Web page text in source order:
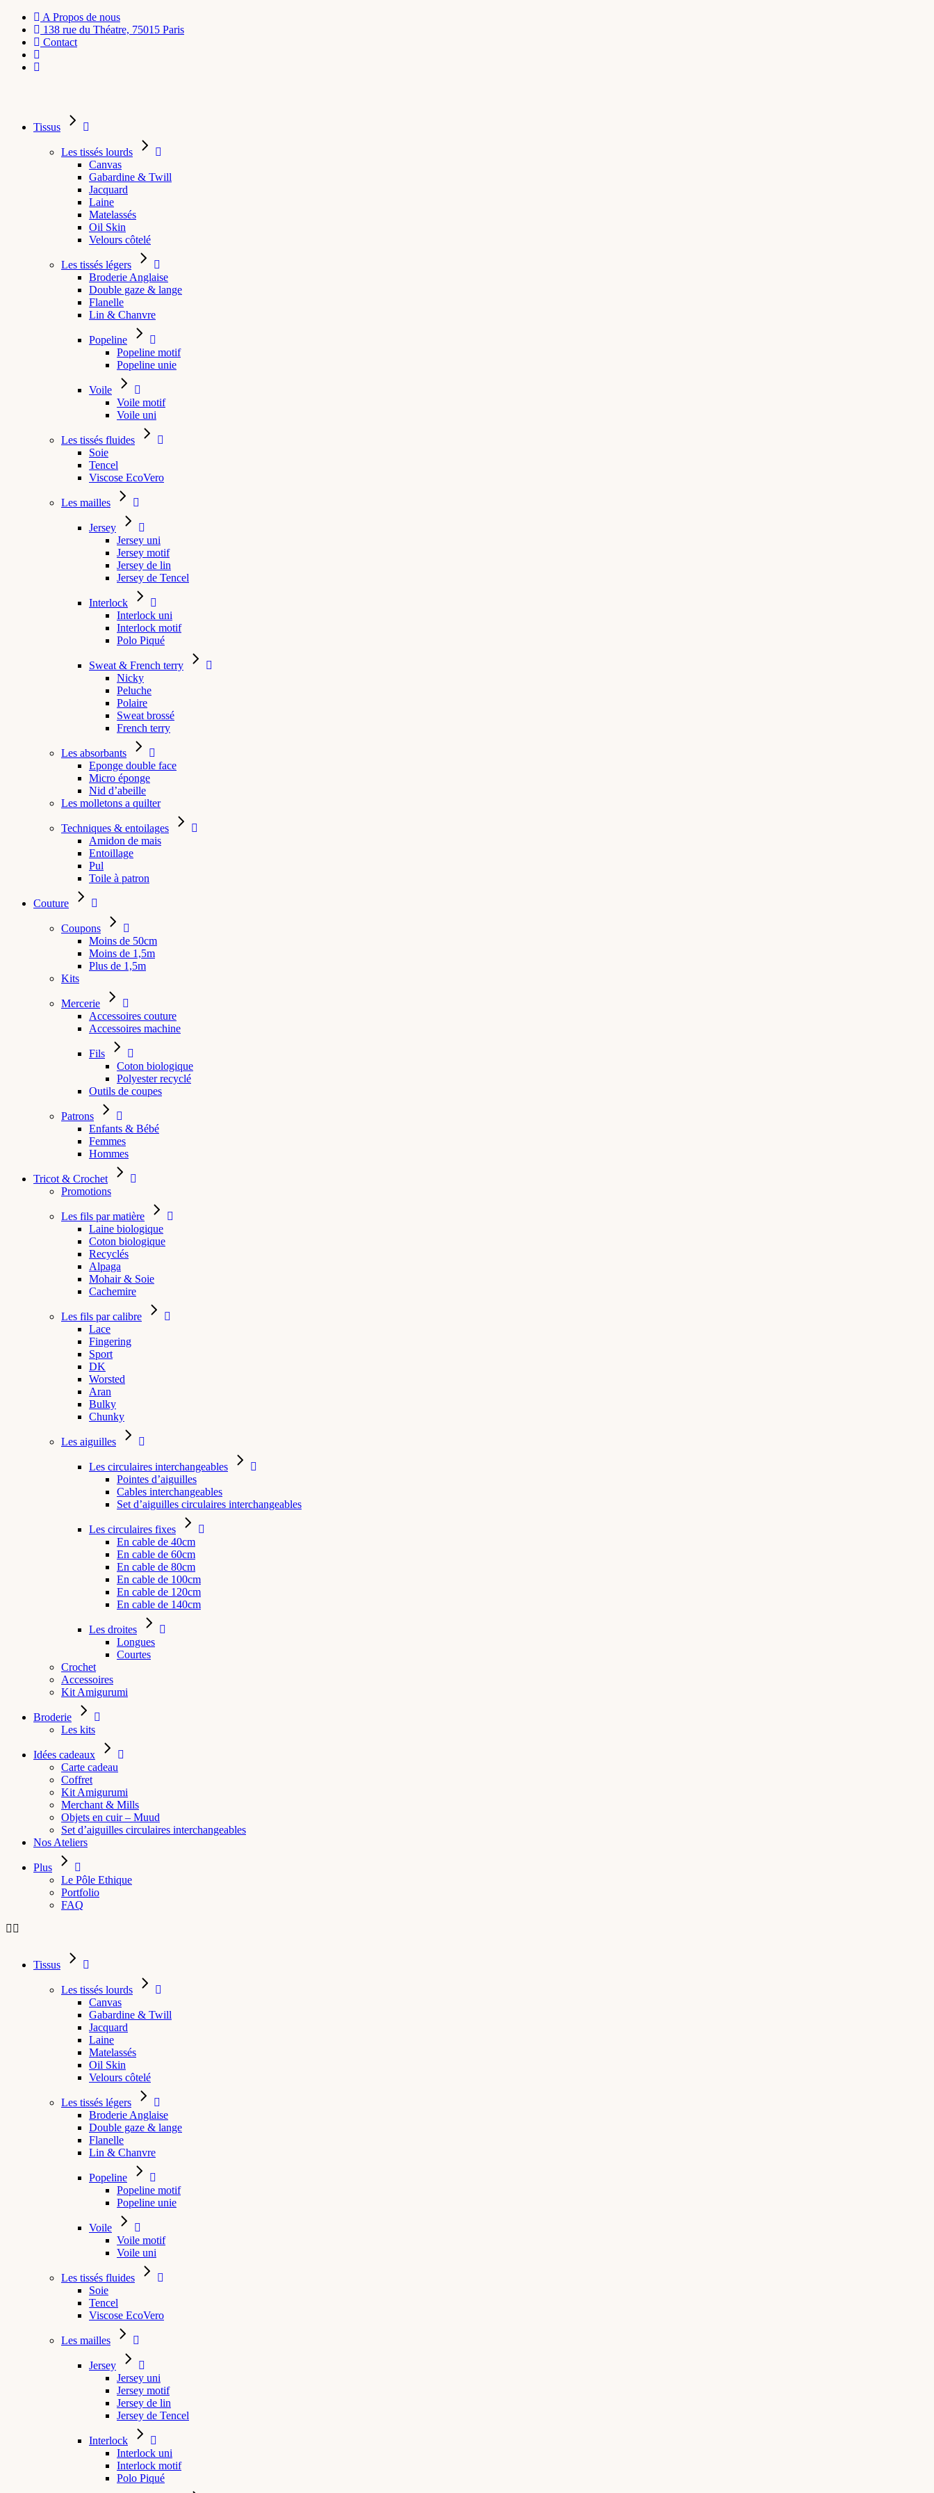
A Propos de nous
138 rue du Théatre, 75015 Paris
Contact
Tissus
Les tissés lourds
Canvas
Gabardine & Twill
Jacquard
Laine
Matelassés
Oil Skin
Velours côtelé
Les tissés légers
Broderie Anglaise
Double gaze & lange
Flanelle
Lin & Chanvre
Popeline
Popeline motif
Popeline unie
Voile
Voile motif
Voile uni
Les tissés fluides
Soie
Tencel
Viscose EcoVero
Les mailles
Jersey
Jersey uni
Jersey motif
Jersey de lin
Jersey de Tencel
Interlock
Interlock uni
Interlock motif
Polo Piqué
Sweat & French terry
Nicky
Peluche
Polaire
Sweat brossé
French terry
Les absorbants
Eponge double face
Micro éponge
Nid d’abeille
Les molletons a quilter
Techniques & entoilages
Amidon de mais
Entoillage
Pul
Toile à patron
Couture
Coupons
Moins de 50cm
Moins de 1,5m
Plus de 1,5m
Kits
Mercerie
Accessoires couture
Accessoires machine
Fils
Coton biologique
Polyester recyclé
Outils de coupes
Patrons
Enfants & Bébé
Femmes
Hommes
Tricot & Crochet
Promotions
Les fils par matière
Laine biologique
Coton biologique
Recyclés
Alpaga
Mohair & Soie
Cachemire
Les fils par calibre
Lace
Fingering
Sport
DK
Worsted
Aran
Bulky
Chunky
Les aiguilles
Les circulaires interchangeables
Pointes d’aiguilles
Cables interchangeables
Set d’aiguilles circulaires interchangeables
Les circulaires fixes
En cable de 40cm
En cable de 60cm
En cable de 80cm
En cable de 100cm
En cable de 120cm
En cable de 140cm
Les droites
Longues
Courtes
Crochet
Accessoires
Kit Amigurumi
Broderie
Les kits
Idées cadeaux
Carte cadeau
Coffret
Kit Amigurumi
Merchant & Mills
Objets en cuir – Muud
Set d’aiguilles circulaires interchangeables
Nos Ateliers
Plus
Le Pôle Ethique
Portfolio
FAQ
Tissus
Les tissés lourds
Canvas
Gabardine & Twill
Jacquard
Laine
Matelassés
Oil Skin
Velours côtelé
Les tissés légers
Broderie Anglaise
Double gaze & lange
Flanelle
Lin & Chanvre
Popeline
Popeline motif
Popeline unie
Voile
Voile motif
Voile uni
Les tissés fluides
Soie
Tencel
Viscose EcoVero
Les mailles
Jersey
Jersey uni
Jersey motif
Jersey de lin
Jersey de Tencel
Interlock
Interlock uni
Interlock motif
Polo Piqué